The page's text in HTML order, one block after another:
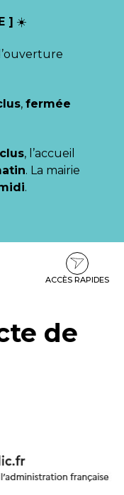
] ☀️
, fermée
, l’accueil
. La mairie
.
ACCÈS RAPIDES
de